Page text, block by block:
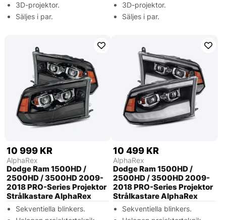
3D-projektor.
Säljes i par.
3D-projektor.
Säljes i par.
10 999 KR
AlphaRex
Dodge Ram 1500HD /
2500HD / 3500HD 2009-
2018 PRO-Series Projektor
Strålkastare AlphaRex
Sekventiella blinkers.
10 499 KR
AlphaRex
Dodge Ram 1500HD /
2500HD / 3500HD 2009-
2018 PRO-Series Projektor
Strålkastare AlphaRex
Sekventiella blinkers.